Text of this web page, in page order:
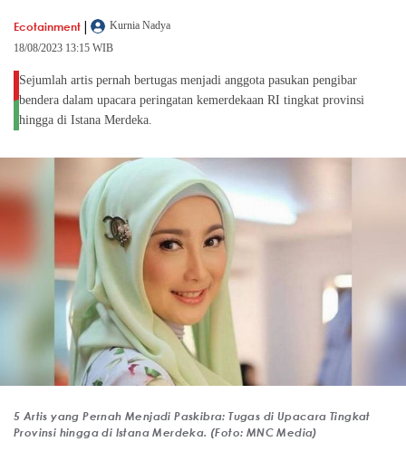
Ecotainment |
Kurnia Nadya
18/08/2023 13:15 WIB
Sejumlah artis pernah bertugas menjadi anggota pasukan pengibar
bendera dalam upacara peringatan kemerdekaan RI tingkat provinsi
hingga di Istana Merdeka.
5 Artis yang Pernah Menjadi Paskibra: Tugas di Upacara Tingkat
Provinsi hingga di Istana Merdeka. (Foto: MNC Media)